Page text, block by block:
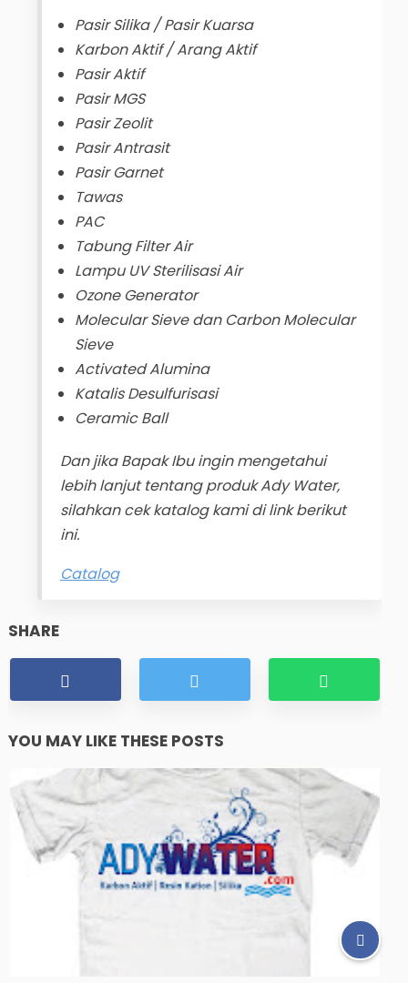
Pasir Silika / Pasir Kuarsa
Karbon Aktif / Arang Aktif
Pasir Aktif
Pasir MGS
Pasir Zeolit
Pasir Antrasit
Pasir Garnet
Tawas
PAC
Tabung Filter Air
Lampu UV Sterilisasi Air
Ozone Generator
Molecular Sieve dan Carbon Molecular
Sieve
Activated Alumina
Katalis Desulfurisasi
Ceramic Ball
Dan jika Bapak Ibu ingin mengetahui
lebih lanjut tentang produk Ady Water,
silahkan cek katalog kami di link berikut
ini.
Catalog
SHARE
YOU MAY LIKE THESE POSTS